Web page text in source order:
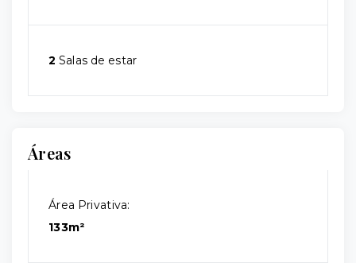
2 Salas de estar
Áreas
Área Privativa:
133m²